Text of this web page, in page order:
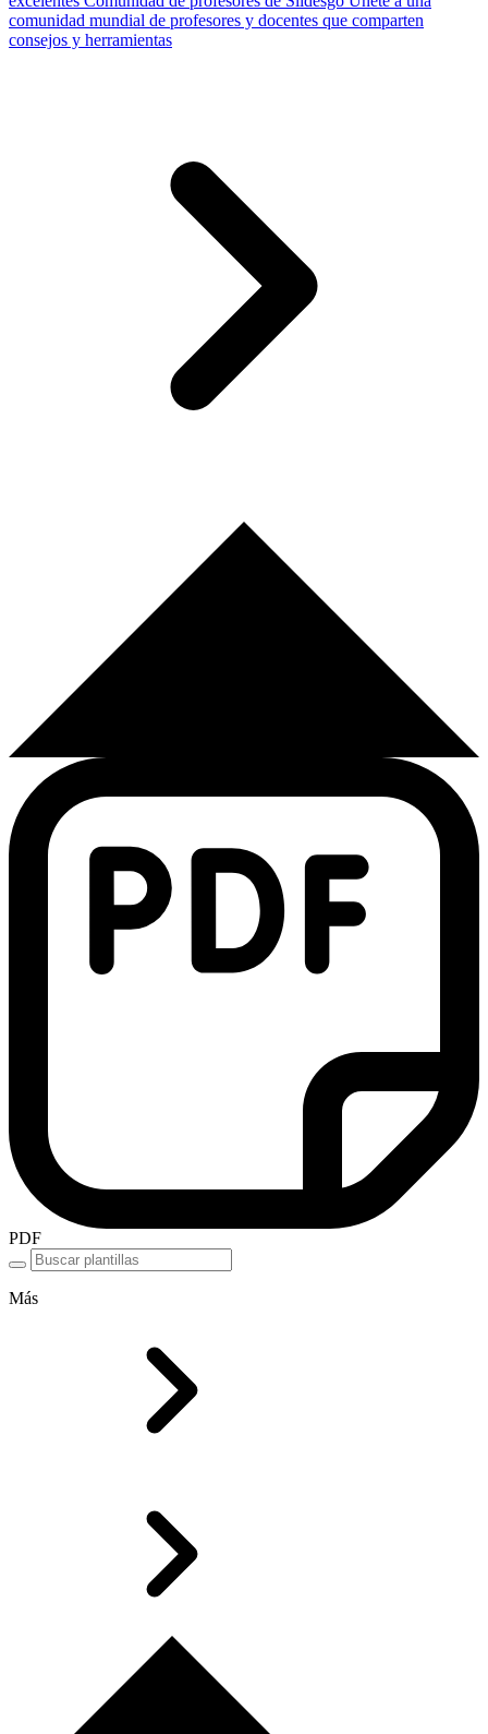
comunidad mundial de profesores y docentes que comparten
consejos y herramientas
PDF
Más